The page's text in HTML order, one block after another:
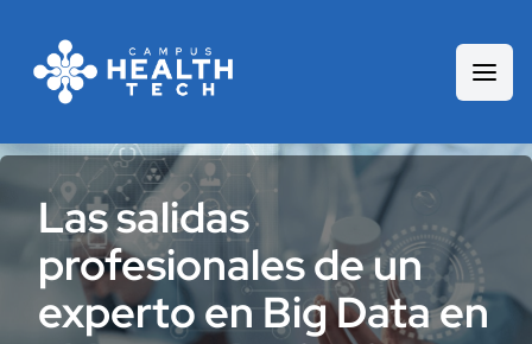
Las salidas
profesionales de un
experto en Big Data en